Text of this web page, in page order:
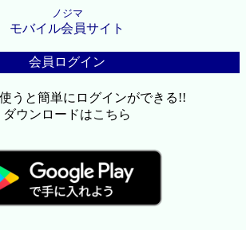
ノジマ
モバイル会員サイト
会員ログイン
うと簡単にログインができる!!
ダウンロードはこちら